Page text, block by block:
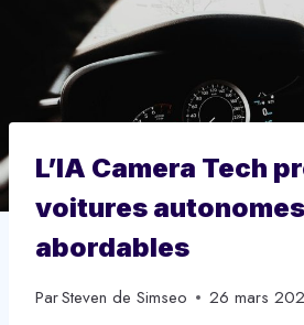
L’IA Camera Tech
voitures autonomes
abordables
ParSteven de Simseo 26 mars